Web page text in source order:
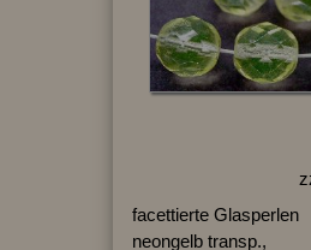
facettierte Glasperlen
neongelb transp.,